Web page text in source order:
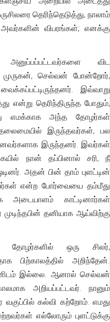
தெரிந்தெடுத்து, நாலாம்
அவர்களின் விபரங்கள்; எனக்கு
விட
முருகன், செல்வன் போன்றோர்,
இவ்வாறு
என்று தெரிந்திருந்த போதும்,
எமக்காக அந்த தோழர்கள்
இருந்தவர்கள், பல
இருந்தனர். இவர்கள்
நான் தப்பினால் சரி, நீ
அதன் பின் தாம் புளட்டின்
என்ற போர்வையை தம்மீது
அடையாளம் காட்டினார்கள்
தனியாக ஆய்விற்கு
தோழர்களில் ஒரு சிலர்,
பிற்காலத்தில் அறிந்தேன்.
இல்லை. ஆனால் செல்வன்
அறியப்பட்டவர். நானும்
கல்வி கற்றோம். எமது
எல்லோரும் புளட்டுக்கு